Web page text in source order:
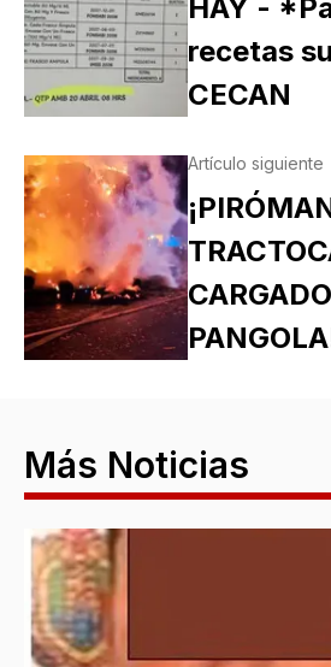
HAY -
recetas
CECAN
Artículo siguiente
Más Noticias